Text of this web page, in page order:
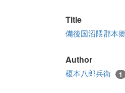
Title
備後国沼隈郡本
Author
榎本八郎兵衛 1